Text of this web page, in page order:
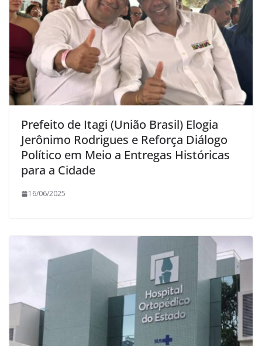
Prefeito de Itagi (União Brasil) Elogia
Jerônimo Rodrigues e Reforça Diálogo
Político em Meio a Entregas Históricas
para a Cidade
16/06/2025